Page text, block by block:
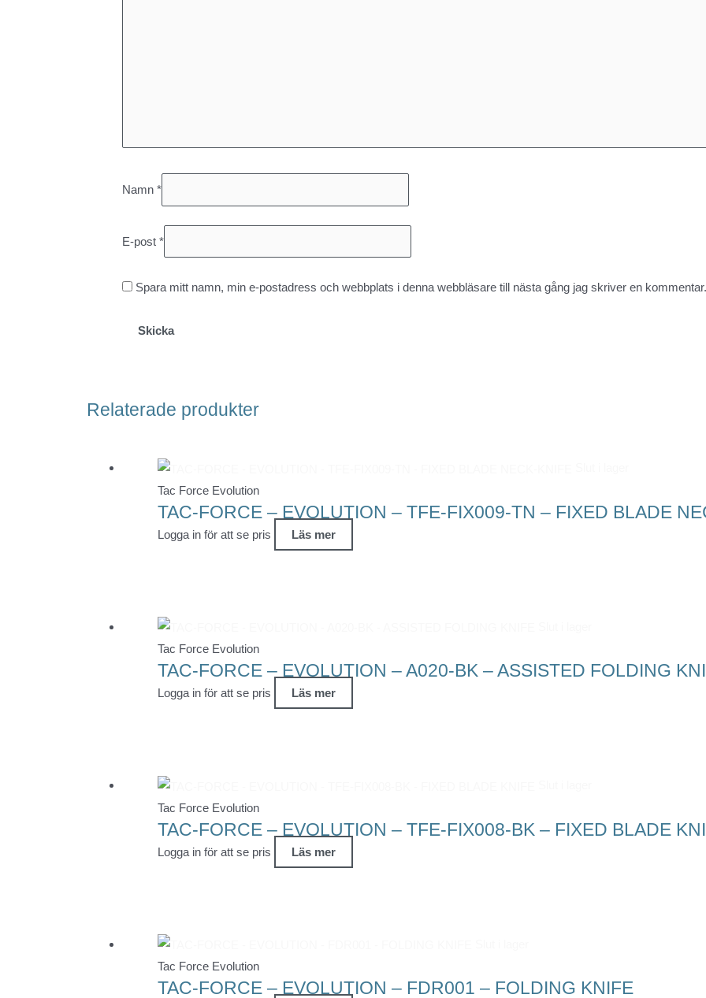
Namn *
E-post *
Spara mitt namn, min e-postadress och webbplats i denna webbläsare till nästa gång jag skriver en kommentar.
Relaterade produkter
Tac Force Evolution
TAC-FORCE – EVOLUTION – TFE-FIX009-TN – FIXED BLADE
Logga in för att se pris Läs mer
Tac Force Evolution
TAC-FORCE – EVOLUTION – A020-BK – ASSISTED FOLDING
Logga in för att se pris Läs mer
Tac Force Evolution
TAC-FORCE – EVOLUTION – TFE-FIX008-BK – FIXED BLADE
Logga in för att se pris Läs mer
Tac Force Evolution
TAC-FORCE – EVOLUTION – FDR001 – FOLDING KNIFE